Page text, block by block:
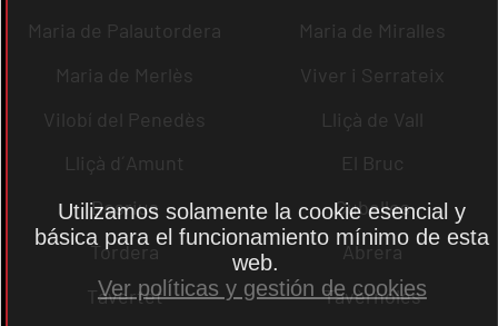
Maria de Palautordera
Maria de Miralles
Maria de Merlès
Viver i Serrateix
Vilobí del Penedès
Lliçà de Vall
Lliçà d´Amunt
El Bruc
Dosrius
Cubelles
Tordera
Abrera
Tavertet
Tavèrnoles
Utilizamos solamente la cookie esencial y
básica para el funcionamiento mínimo de esta
web.
Ver políticas y gestión de cookies